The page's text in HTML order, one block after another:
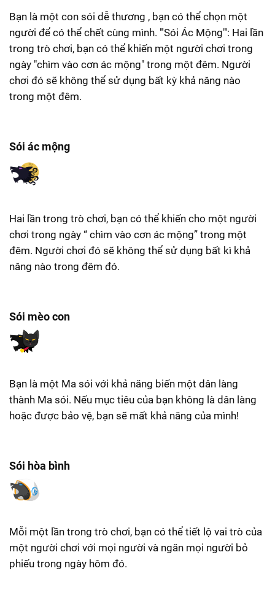
Bạn là một con sói dễ thương , bạn có thể chọn một
người để có thể chết cùng mình. "'Sói Ác Mộng"': Hai lần
trong trò chơi, bạn có thể khiến một người chơi trong
ngày "chìm vào cơn ác mộng" trong một đêm. Người
chơi đó sẽ không thể sử dụng bất kỳ khả năng nào
trong một đêm.
Sói ác mộng
Hai lần trong trò chơi, bạn có thể khiến cho một người
chơi trong ngày “ chìm vào cơn ác mộng” trong một
đêm. Người chơi đó sẽ không thể sử dụng bất kì khả
năng nào trong đêm đó.
Sói mèo con
Bạn là một Ma sói với khả năng biến một dân làng
thành Ma sói. Nếu mục tiêu của bạn không là dân làng
hoặc được bảo vệ, bạn sẽ mất khả năng của mình!
Sói hòa bình
Mỗi một lần trong trò chơi, bạn có thể tiết lộ vai trò của
một người chơi với mọi người và ngăn mọi người bỏ
phiếu trong ngày hôm đó.